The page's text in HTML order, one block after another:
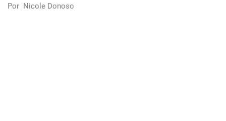
Por Nicole Donoso